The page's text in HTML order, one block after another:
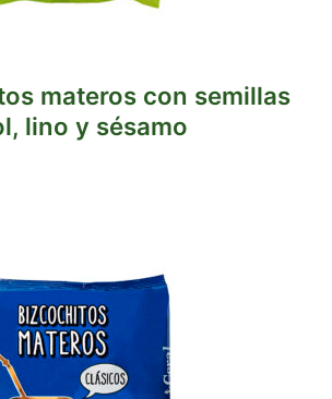
materos con semillas
lino y sésamo